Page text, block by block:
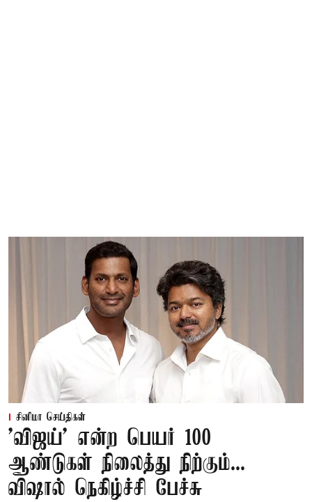
சினிமா செய்திகள்
'விஜய்' என்ற பெயர் 100
ஆண்டுகள் நிலைத்து நிற்கும்...
விஷால் நெகிழ்ச்சி பேச்சு